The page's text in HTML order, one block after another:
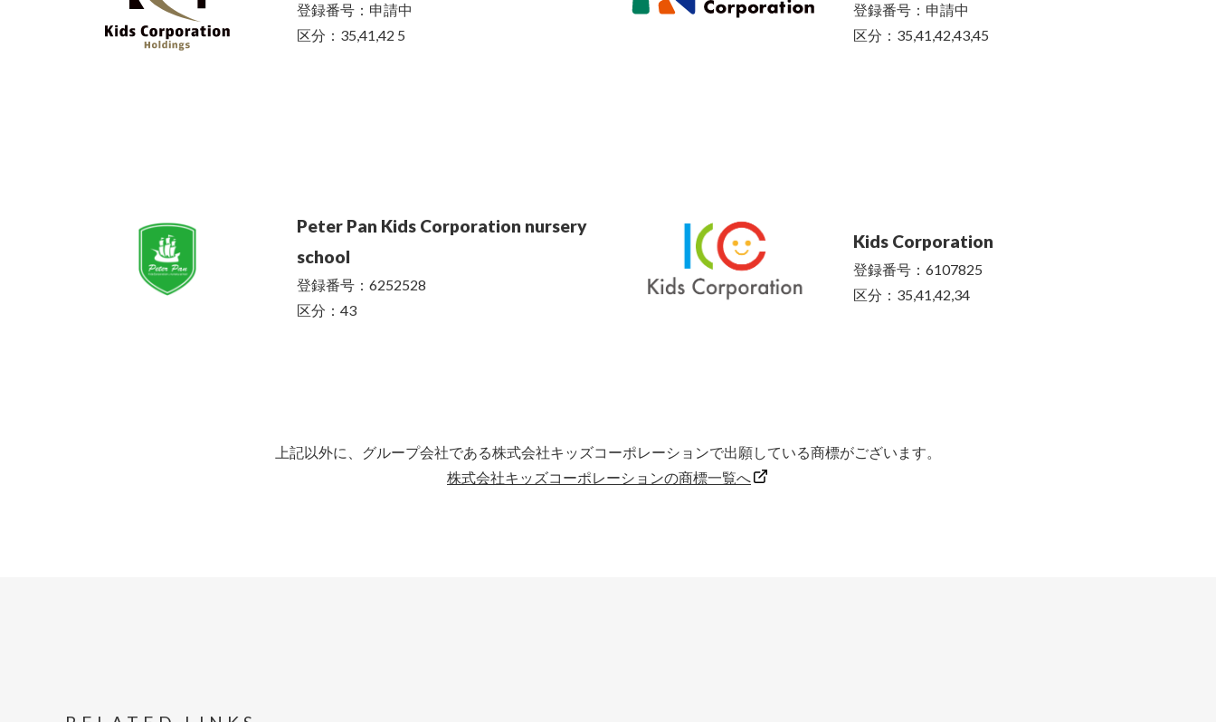
登録番号：申請中
区分：35,41,42 5
登録番号：申請中
区分：35,41,42,43,45
Peter Pan Kids Corporation nursery
school
登録番号：6252528
区分：43
Kids Corporation
登録番号：6107825
区分：35,41,42,34
上記以外に、グループ会社である株式会社キッズコーポレーションで出願している商標がございます。
株式会社キッズコーポレーションの商標一覧へ